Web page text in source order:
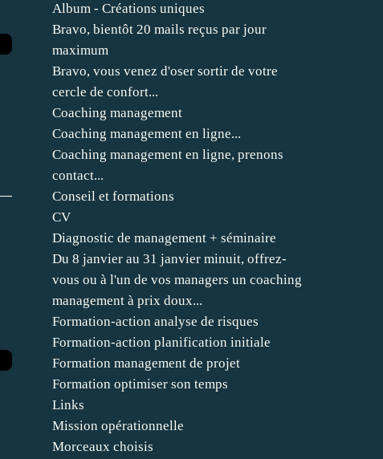
Album - Créations uniques
Bravo, bientôt 20 mails reçus par jour
maximum
Bravo, vous venez d'oser sortir de votre
cercle de confort...
Coaching management
Coaching management en ligne...
Coaching management en ligne, prenons
contact...
Conseil et formations
CV
Diagnostic de management + séminaire
Du 8 janvier au 31 janvier minuit, offrez-
vous ou à l'un de vos managers un coaching
management à prix doux...
Formation-action analyse de risques
Formation-action planification initiale
Formation management de projet
Formation optimiser son temps
Links
Mission opérationnelle
Morceaux choisis